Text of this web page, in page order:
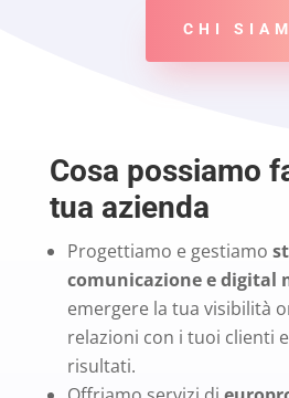
CHI
Cosa possiamo
tua azienda
Progettiamo e gestiamo
comunicazione e digital
emergere la tua visibilità
relazioni con i tuoi clienti
risultati.